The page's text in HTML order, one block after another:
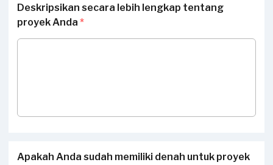
Deskripsikan secara lebih lengkap tentang
proyek Anda *
Apakah Anda sudah memiliki denah untuk proyek